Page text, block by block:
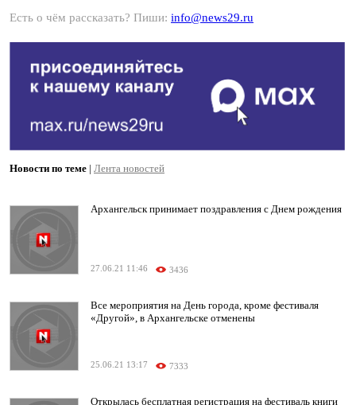
Есть о чём рассказать? Пиши: info@news29.ru
Новости по теме | Лента новостей
Архангельск принимает поздравления с Днем рождения
27.06.21 11:46 3436
Все мероприятия на День города, кроме фестиваля
«Другой», в Архангельске отменены
25.06.21 13:17 7333
Открылась бесплатная регистрация на фестиваль книги